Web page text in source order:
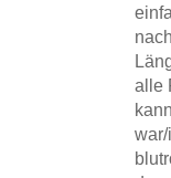
alle